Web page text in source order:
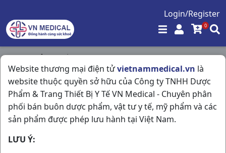
Login/Register
0
Website thương mại điện tửvietnammedical.vn là
website thuộc quyền sở hữu của Công ty TNHH Dược
Phẩm & Trang Thiết Bị Y Tế VN Medical - Chuyên phân
phối bán buôn dược phẩm, vật tư y tế, mỹ phẩm và các
sản phẩm được phép lưu hành tại Việt Nam.
LƯU Ý:
Trang chủ / Thần Kinh - Mạch Máu Não /
Sulpiride 50mg H100v (Stella) Stellapharm